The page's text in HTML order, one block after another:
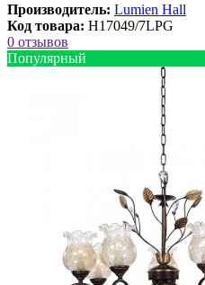
Производитель: Lumien Hall
Код товара: H17049/7LPG
0 отзывов
Популярный